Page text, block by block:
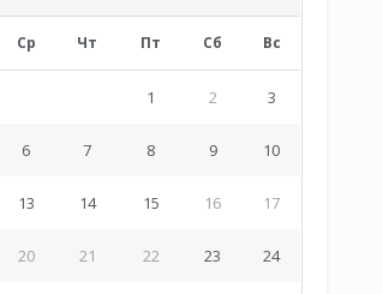
Ср Чт Пт Сб Вс
1 2 3
6 7 8 9 10
13 14 15 16 17
20 21 22 23 24